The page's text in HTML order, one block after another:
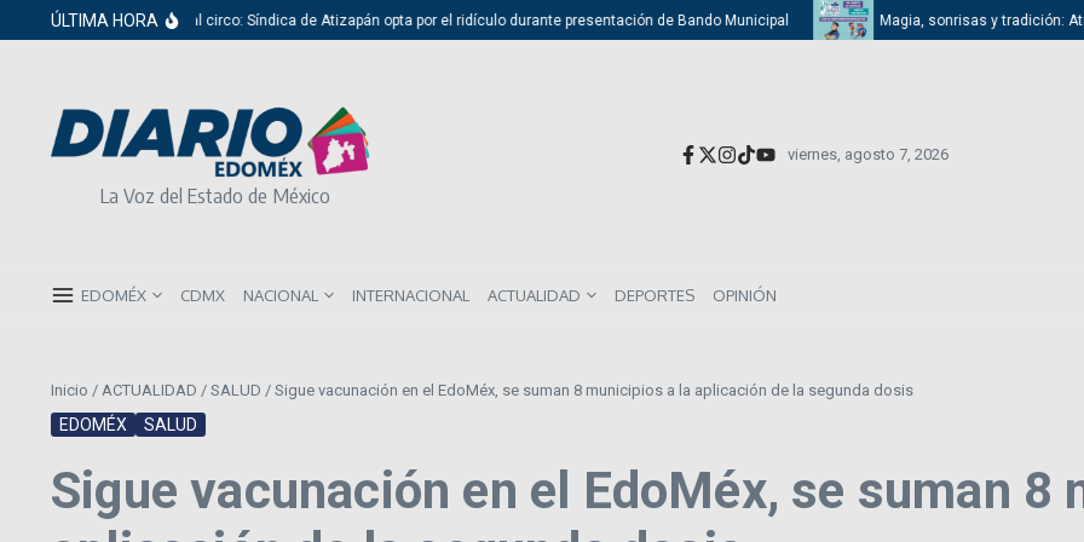
Saltar al contenido
ÚLTIMA HORA
Del cabildo al circo: Síndica de Atizapán opta por el ridículo durante presentación de Bando Municipal Magia, sonrisas y tradición:
La Voz del Estado de México
viernes, agosto 7, 2026
EDOMÉX CDMX NACIONAL INTERNACIONAL ACTUALIDAD DEPORTES OPINIÓN
Inicio / ACTUALIDAD / SALUD / Sigue vacunación en el EdoMéx, se suman 8 municipios a la aplicación de la segunda dosis
EDOMÉX SALUD
Sigue vacunación en el EdoMéx, se suman 8